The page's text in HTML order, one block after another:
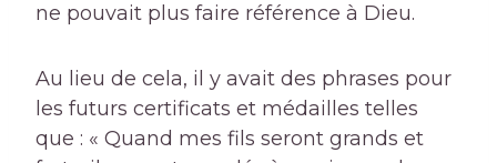
ne pouvait plus faire référence à Dieu.
Au lieu de cela, il y avait des phrases pour
les futurs certificats et médailles telles
que : « Quand mes fils seront grands et